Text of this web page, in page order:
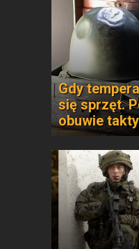
Gdy
się sprzęt.
obuwie